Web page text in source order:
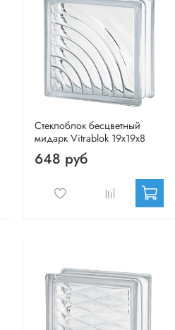
Стеклоблок бесцветный
мидарк Vitrablok 19х19х8
648 руб